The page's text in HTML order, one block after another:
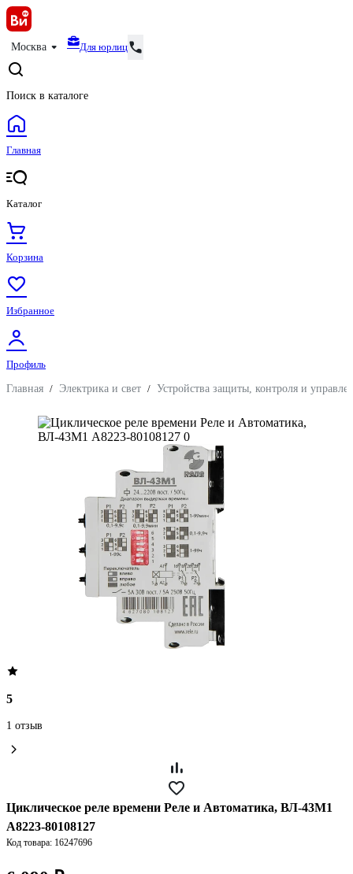
Москва Для юрлиц
Поиск в каталоге
Главная
Каталог
Корзина
Избранное
Профиль
Главная / Электрика и свет / Устройства защиты, контроля и
5
1 отзыв
Циклическое реле времени Реле и Автоматика, ВЛ-43М1
A8223-80108127
Код товара: 16247696